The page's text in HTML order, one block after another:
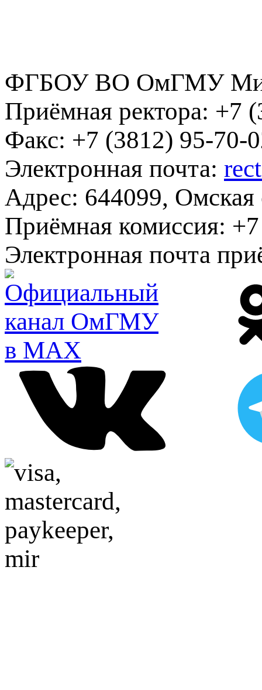
ФГБОУ ВО ОмГМУ
Приёмная ректора: +7
Факс: +7 (3812) 95-70-
Электронная почта:
Адрес: 644099, Омская
Приёмная комиссия:
Электронная почта